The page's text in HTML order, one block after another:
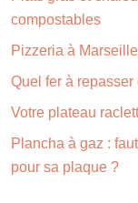
compostables
Pizzeria à
Quel fer à
Votre plateau
Plancha à gaz :
pour sa plaque ?